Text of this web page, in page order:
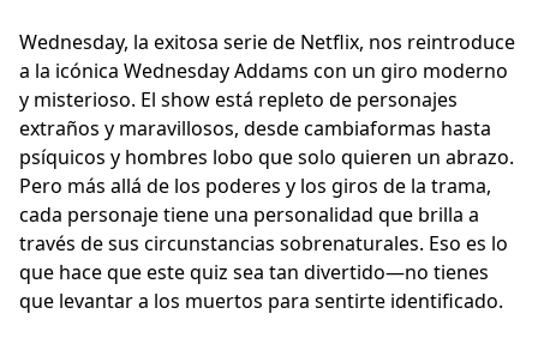
Wednesday, la exitosa serie de Netflix, nos reintroduce
a la icónica Wednesday Addams con un giro moderno
y misterioso. El show está repleto de personajes
extraños y maravillosos, desde cambiaformas hasta
psíquicos y hombres lobo que solo quieren un abrazo.
Pero más allá de los poderes y los giros de la trama,
cada personaje tiene una personalidad que brilla a
través de sus circunstancias sobrenaturales. Eso es lo
que hace que este quiz sea tan divertido—no tienes
que levantar a los muertos para sentirte identificado.